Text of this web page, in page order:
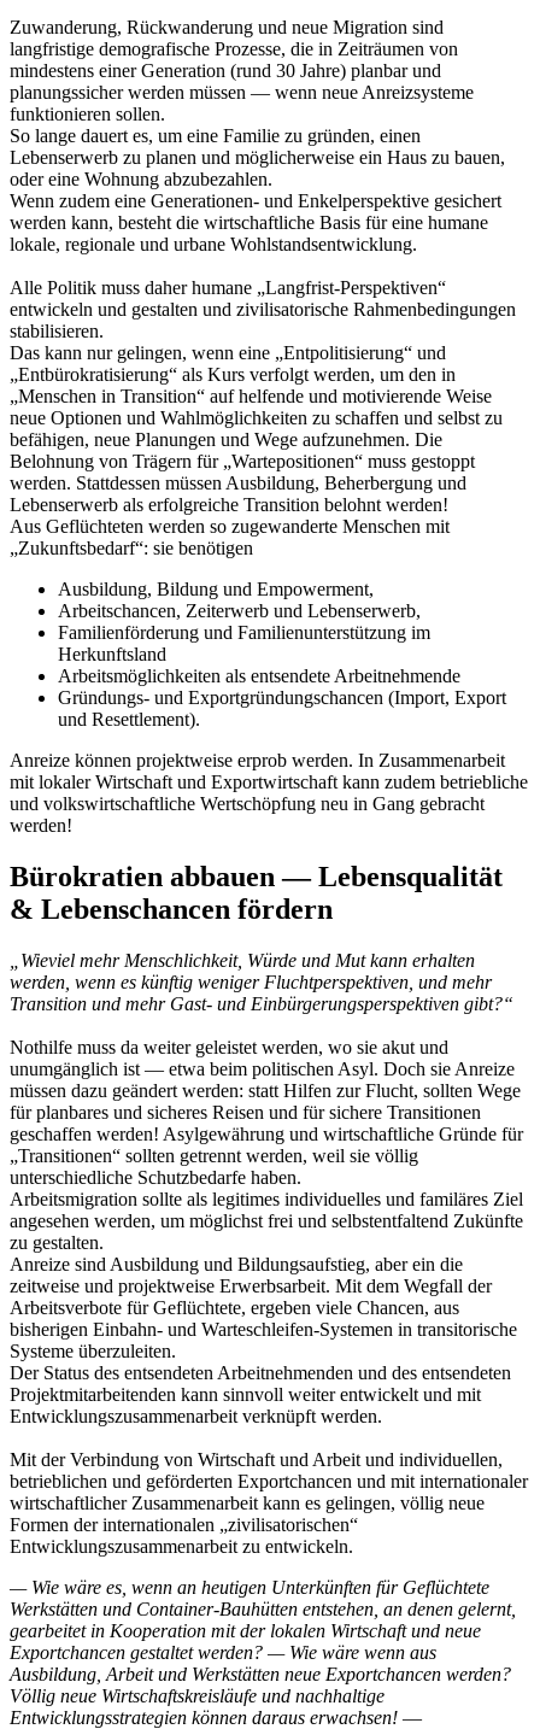
Zuwanderung, Rückwanderung und neue Migration sind
langfristige demografische Prozesse, die in Zeiträumen von
mindestens einer Generation (rund 30 Jahre) planbar und
planungssicher werden müssen — wenn neue Anreizsysteme
funktionieren sollen.
So lange dauert es, um eine Familie zu gründen, einen
Lebenserwerb zu planen und möglicherweise ein Haus zu bauen,
oder eine Wohnung abzubezahlen.
Wenn zudem eine Generationen- und Enkelperspektive gesichert
werden kann, besteht die wirtschaftliche Basis für eine humane
lokale, regionale und urbane Wohlstandsentwicklung.
Alle Politik muss daher humane „Langfrist-Perspektiven“
entwickeln und gestalten und zivilisatorische Rahmenbedingungen
stabilisieren.
Das kann nur gelingen, wenn eine „Entpolitisierung“ und
„Entbürokratisierung“ als Kurs verfolgt werden, um den in
„Menschen in Transition“ auf helfende und motivierende Weise
neue Optionen und Wahlmöglichkeiten zu schaffen und selbst zu
befähigen, neue Planungen und Wege aufzunehmen. Die
Belohnung von Trägern für „Wartepositionen“ muss gestoppt
werden. Stattdessen müssen Ausbildung, Beherbergung und
Lebenserwerb als erfolgreiche Transition belohnt werden!
Aus Geflüchteten werden so zugewanderte Menschen mit
„Zukunftsbedarf“: sie benötigen
Ausbildung, Bildung und Empowerment,
Arbeitschancen, Zeiterwerb und Lebenserwerb,
Familienförderung und Familienunterstützung im
Herkunftsland
Arbeitsmöglichkeiten als entsendete Arbeitnehmende
Gründungs- und Exportgründungschancen (Import, Export
und Resettlement).
Anreize können projektweise erprob werden. In Zusammenarbeit
mit lokaler Wirtschaft und Exportwirtschaft kann zudem betriebliche
und volkswirtschaftliche Wertschöpfung neu in Gang gebracht
werden!
Bürokratien abbauen — Lebensqualität
& Lebenschancen fördern
„Wieviel mehr Menschlichkeit, Würde und Mut kann erhalten
werden, wenn es künftig weniger Fluchtperspektiven, und mehr
Transition und mehr Gast- und Einbürgerungsperspektiven gibt?“
Nothilfe muss da weiter geleistet werden, wo sie akut und
unumgänglich ist — etwa beim politischen Asyl. Doch sie Anreize
müssen dazu geändert werden: statt Hilfen zur Flucht, sollten Wege
für planbares und sicheres Reisen und für sichere Transitionen
geschaffen werden! Asylgewährung und wirtschaftliche Gründe für
„Transitionen“ sollten getrennt werden, weil sie völlig
unterschiedliche Schutzbedarfe haben.
Arbeitsmigration sollte als legitimes individuelles und familäres Ziel
angesehen werden, um möglichst frei und selbstentfaltend Zukünfte
zu gestalten.
Anreize sind Ausbildung und Bildungsaufstieg, aber ein die
zeitweise und projektweise Erwerbsarbeit. Mit dem Wegfall der
Arbeitsverbote für Geflüchtete, ergeben viele Chancen, aus
bisherigen Einbahn- und Warteschleifen-Systemen in transitorische
Systeme überzuleiten.
Der Status des entsendeten Arbeitnehmenden und des entsendeten
Projektmitarbeitenden kann sinnvoll weiter entwickelt und mit
Entwicklungszusammenarbeit verknüpft werden.
Mit der Verbindung von Wirtschaft und Arbeit und individuellen,
betrieblichen und geförderten Exportchancen und mit internationaler
wirtschaftlicher Zusammenarbeit kann es gelingen, völlig neue
Formen der internationalen „zivilisatorischen“
Entwicklungszusammenarbeit zu entwickeln.
— Wie wäre es, wenn an heutigen Unterkünften für Geflüchtete
Werkstätten und Container-Bauhütten entstehen, an denen gelernt,
gearbeitet in Kooperation mit der lokalen Wirtschaft und neue
Exportchancen gestaltet werden? — Wie wäre wenn aus
Ausbildung, Arbeit und Werkstätten neue Exportchancen werden?
Völlig neue Wirtschaftskreisläufe und nachhaltige
Entwicklungsstrategien können daraus erwachsen! —